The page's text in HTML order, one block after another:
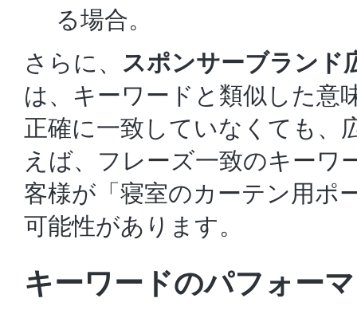
る場合。
さらに、 スポンサーブランド
は、キーワードと類似した意
正確に一致していなくても、
えば、フレーズ一致のキーワ
客様が「寝室のカーテン用ポ
可能性があります。
キーワードのパフォー